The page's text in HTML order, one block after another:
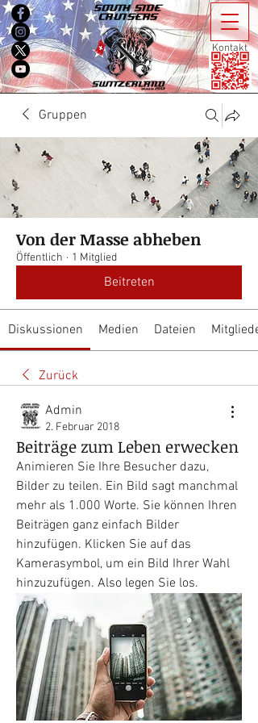
Kontakt
Gruppen
Von der Masse abheben
Öffentlich · 1 Mitglied
Beitreten
Diskussionen Medien Dateien Mitglieder
Zurück
Admin
2. Februar 2018
Beiträge zum Leben erwecken
Animieren Sie Ihre Besucher dazu,
Bilder zu teilen. Ein Bild sagt manchmal
mehr als 1.000 Worte. Sie können Ihren
Beiträgen ganz einfach Bilder
hinzufügen. Klicken Sie auf das
Kamerasymbol, um ein Bild Ihrer Wahl
hinzuzufügen. Also legen Sie los.